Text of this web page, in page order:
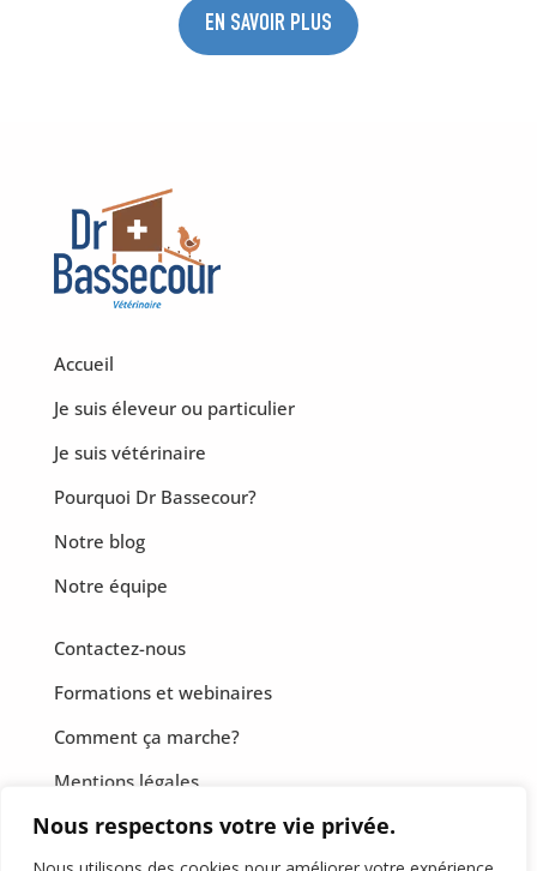
Nous respectons votre vie privée.
EN SAVOIR PLUS
Accueil
Je suis éleveur ou particulier
Je suis vétérinaire
Pourquoi Dr Bassecour?
Notre blog
Notre équipe
Contactez-nous
Formations et webinaires
Comment ça marche?
Mentions légales
CGF